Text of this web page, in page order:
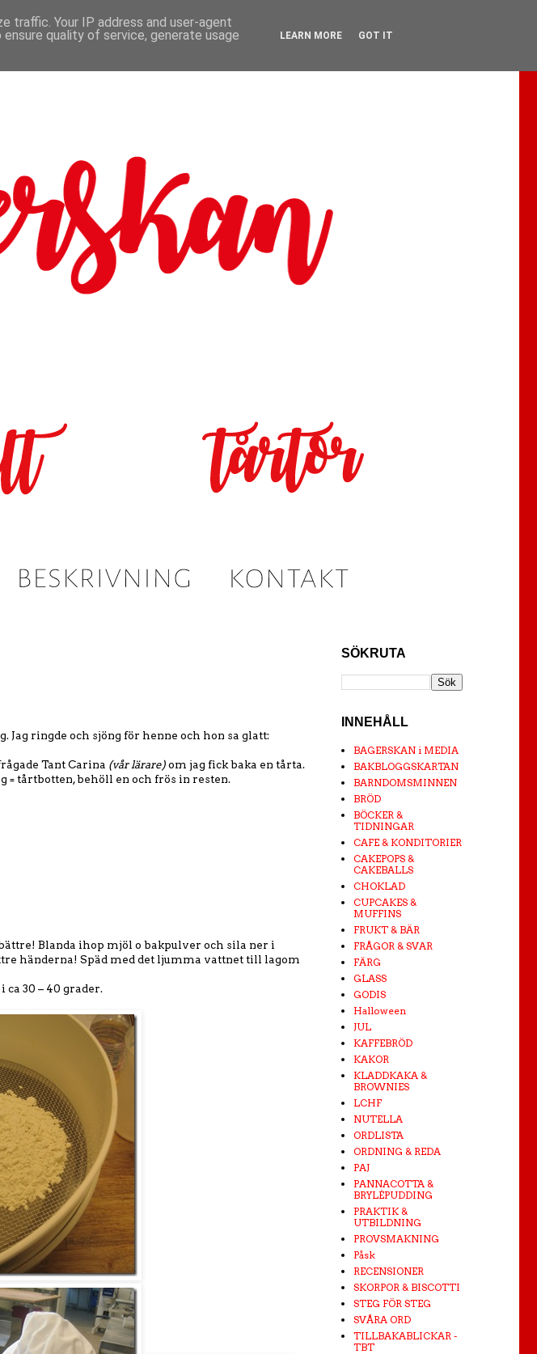
Jag ringde och sjöng för henne och hon sa glatt:
Tant Carina (vår lärare)om jag fick baka en tårta.
= tårtbotten, behöll en och frös in resten.
Blanda ihop mjöl o bakpulver och sila ner i
händerna! Späd med det ljumma vattnet till lagom
30 – 40 grader.
SÖKRUTA
INNEHÅLL
BAGERSKAN i MEDIA
BAKBLOGGSKARTAN
BARNDOMSMINNEN
BRÖD
BÖCKER &
TIDNINGAR
CAFE & KONDITORIER
CAKEPOPS &
CAKEBALLS
CHOKLAD
CUPCAKES &
MUFFINS
FRUKT & BÄR
FRÅGOR & SVAR
FÄRG
GLASS
GODIS
Halloween
JUL
KAFFEBRÖD
KAKOR
KLADDKAKA &
BROWNIES
LCHF
NUTELLA
ORDLISTA
ORDNING & REDA
PAJ
PANNACOTTA &
BRYLÉPUDDING
PRAKTIK &
UTBILDNING
PROVSMAKNING
Påsk
RECENSIONER
SKORPOR & BISCOTTI
STEG FÖR STEG
SVÅRA ORD
TILLBAKABLICKAR -
TBT
traffic. Your IP address and user-agent
quality of service, generate usage
LEARN MORE GOT IT